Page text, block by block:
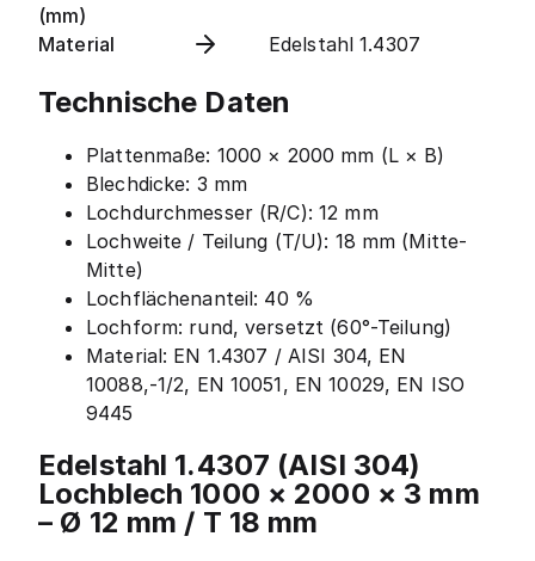
(mm)
Material Edelstahl 1.4307
Technische Daten
Plattenmaße: 1000 × 2000 mm (L × B)
Blechdicke: 3 mm
Lochdurchmesser (R/C): 12 mm
Lochweite / Teilung (T/U): 18 mm (Mitte-
Mitte)
Lochflächenanteil: 40 %
Lochform: rund, versetzt (60°-Teilung)
Material: EN 1.4307 / AISI 304, EN
10088,-1/2, EN 10051, EN 10029, EN ISO
9445
Edelstahl 1.4307 (AISI 304)
Lochblech 1000 × 2000 × 3 mm
– Ø 12 mm / T 18 mm